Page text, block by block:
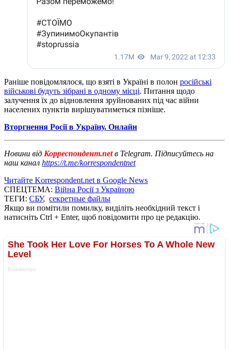
Раніше повідомлялося, що взяті в Україні в полон російські
військові будуть зібрані в одному місці. Питання щодо
залучення їх до відновлення зруйнованих під час війни
населених пунктів вирішуватиметься пізніше.
Вторгнення Росії в Україну. Онлайн
Новини від Корреспондент.netв Telegram. Підписуйтесь на
наш канал https://t.me/korrespondentnet
Читайте Korrespondent.net в Google News
СПЕЦТЕМА: Війна Росії з Україною
ТЕГИ: СБУ, секретные файлы
Якщо ви помітили помилку, виділіть необхідний текст і
натисніть Ctrl + Enter, щоб повідомити про це редакцію.